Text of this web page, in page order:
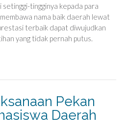
tingginya kepada para
nama baik daerah lewat
terbaik dapat diwujudkan
yang tidak pernah putus.
Pekan
Daerah